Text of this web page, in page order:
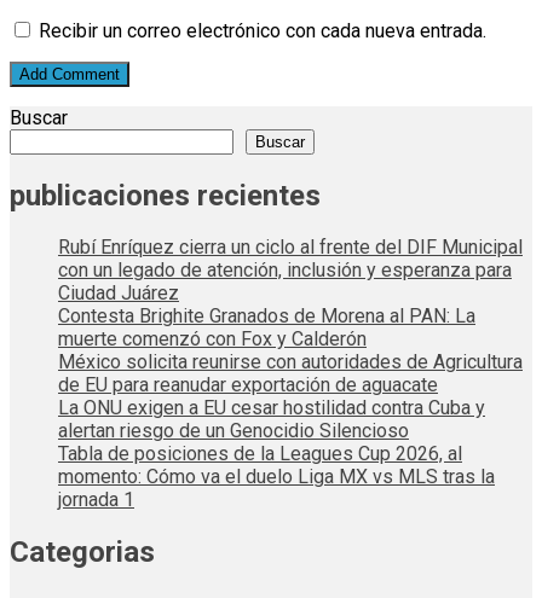
Recibir un correo electrónico con cada nueva entrada.
Buscar
Buscar
publicaciones recientes
Rubí Enríquez cierra un ciclo al frente del DIF Municipal
con un legado de atención, inclusión y esperanza para
Ciudad Juárez
Contesta Brighite Granados de Morena al PAN: La
muerte comenzó con Fox y Calderón
México solicita reunirse con autoridades de Agricultura
de EU para reanudar exportación de aguacate
La ONU exigen a EU cesar hostilidad contra Cuba y
alertan riesgo de un Genocidio Silencioso
Tabla de posiciones de la Leagues Cup 2026, al
momento: Cómo va el duelo Liga MX vs MLS tras la
jornada 1
Categorias